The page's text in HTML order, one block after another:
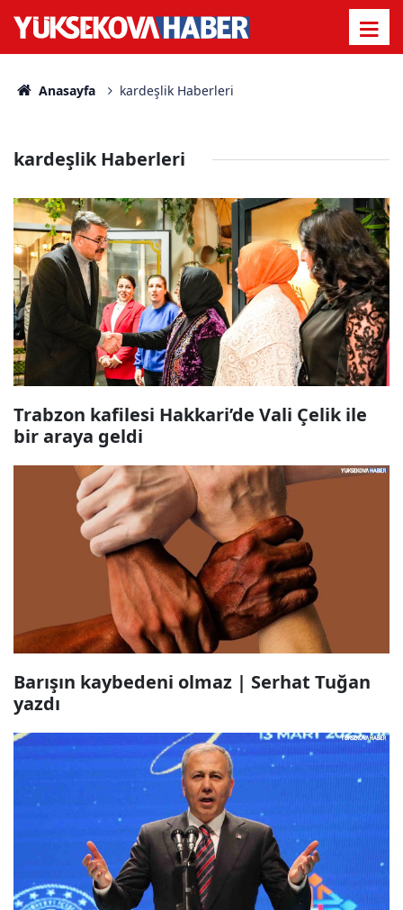
Anasayfa kardeşlik Haberleri
kardeşlik Haberleri
Trabzon kafilesi Hakkari’de Vali Çelik ile
bir araya geldi
Barışın kaybedeni olmaz | Serhat Tuğan
yazdı